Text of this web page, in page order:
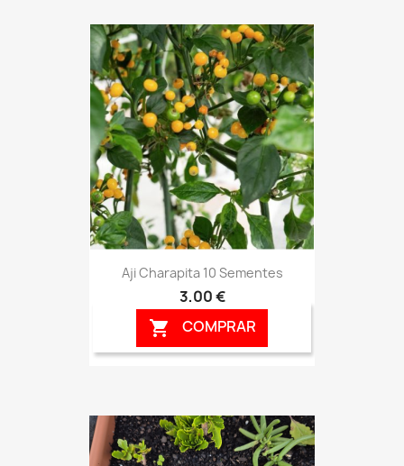
Aji Charapita 10 Sementes
3,00 €
 COMPRAR